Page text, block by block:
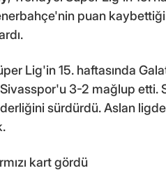
puan
Lig'in 15. haftasında
Sivasspor'u 3-2 mağlup etti.
sürdürdü. Aslan
kart gördü